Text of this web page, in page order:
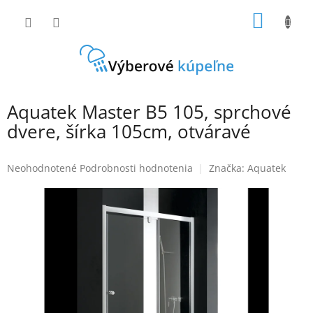
Aquatek Master B5 105, sprchové
dvere, šírka 105cm, otváravé
Priemerné
Neohodnotené Podrobnosti hodnotenia Značka: Aquatek